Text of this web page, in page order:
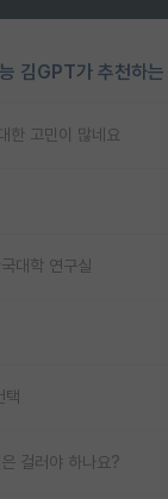
김GPT가 추천하
한 고민이 많네요
대학 연구실
택
걸러야 하나요?